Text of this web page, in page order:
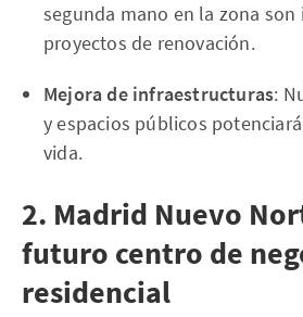
segunda mano en la zona son
proyectos de renovación.
Mejora de infraestructuras:
y espacios públicos
vida.
2. Madrid Nuevo
futuro centro de
residencial